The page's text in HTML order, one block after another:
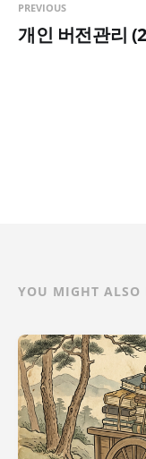
PREVIOUS
개인 버전관리
YOU MIGHT ALSO